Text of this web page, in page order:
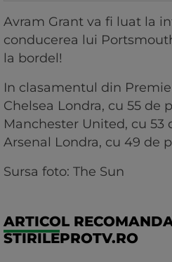
Avram Grant va fi luat la
conducerea lui
la bordel!
In clasamentul din
Chelsea Londra, cu 55 de
Manchester United, cu 53
Arsenal Londra, cu 49 de
Sursa foto: The Sun
ARTICOL
STIRILEPROTV.RO